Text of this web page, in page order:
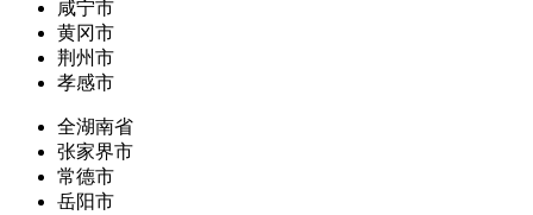
咸宁市
黄冈市
荆州市
孝感市
全湖南省
张家界市
常德市
岳阳市